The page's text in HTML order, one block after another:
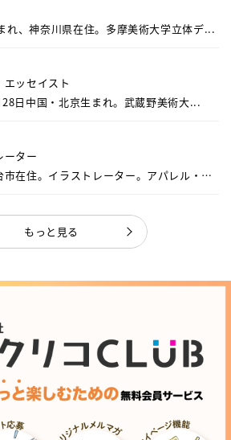
れ、神奈川県在住。多摩美術大学立体デ...
エッセイスト
日中国・北京生まれ。武蔵野美術大...
ーター
市在住。イラストレーター。アパレル・キ
もっと見る